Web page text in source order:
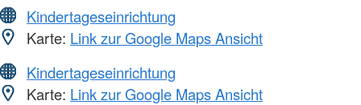
Kindertageseinrichtung
Karte: Link zur Google Maps Ansicht
Kindertageseinrichtung
Karte: Link zur Google Maps Ansicht